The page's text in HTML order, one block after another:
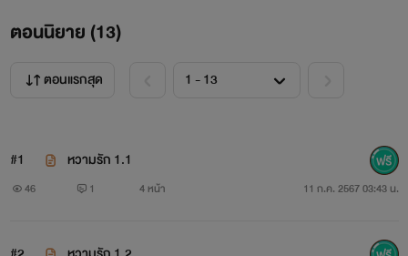
ตอนนิยาย (13)
ตอนแรกสุด
#1 หวามรัก 1.1
46 1 4 หน้า 11 ก.ค. 2567 03:43 น.